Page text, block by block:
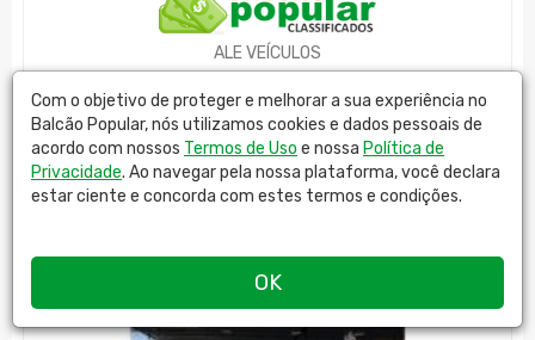
ALE VEÍCULOS
MAIS DETALHES
Com o objetivo de proteger e melhorar a sua experiência no
Balcão Popular, nós utilizamos cookies e dados pessoais de
acordo com nossos Termos de Uso e nossa Política de
Privacidade. Ao navegar pela nossa plataforma, você declara
estar ciente e concorda com estes termos e condições.
OK